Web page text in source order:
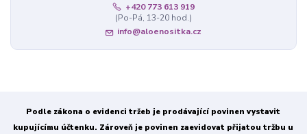
+420 773 613 919
(Po-Pá, 13-20 hod.)
info@aloenositka.cz
Podle zákona o evidenci tržeb je prodávající povinen vystavit
kupujícímu účtenku. Zároveň je povinen zaevidovat přijatou tržbu u